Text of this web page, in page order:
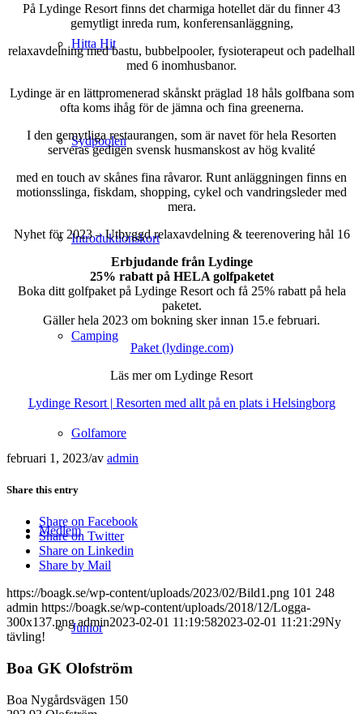
Hitta Hit
Sydpoolen
Introduktionskort
Camping
Golfamore
Medlem
Junior
På Lydinge Resort finns det charmiga hotellet där du finner 43
gemytligt inreda rum, konferensanläggning,
relaxavdelning med bastu, bubbelpooler, fysioterapeut och padelhall
med 6 inomhusbanor.
Lydinge är en lättpromenerad skånskt präglad 18 håls golfbana som
ofta koms ihåg för de jämna och fina greenerna.
I den gemytliga restaurangen, som är navet för hela Resorten
serveras gedigen svensk husmanskost av hög kvalité
med en touch av skånes fina råvaror. Runt anläggningen finns en
motionsslinga, fiskdam, shopping, cykel och vandringsleder med
mera.
Nyhet för 2023 – Utbyggd relaxavdelning & teerenovering hål 16
Erbjudande från Lydinge
25% rabatt på HELA golfpaketet
Boka ditt golfpaket på Lydinge Resort och få 25% rabatt på hela
paketet.
Gäller hela 2023 om bokning sker innan 15.e februari.
Paket (lydinge.com)
Läs mer om Lydinge Resort
Lydinge Resort | Resorten med allt på en plats i Helsingborg
februari 1, 2023/av admin
Share this entry
Share on Facebook
Share on Twitter
Share on Linkedin
Share by Mail
https://boagk.se/wp-content/uploads/2023/02/Bild1.png 101 248
admin https://boagk.se/wp-content/uploads/2018/12/Logga-
300x137.png admin2023-02-01 11:19:582023-02-01 11:21:29Ny
tävling!
Boa GK Olofström
Boa Nygårdsvägen 150